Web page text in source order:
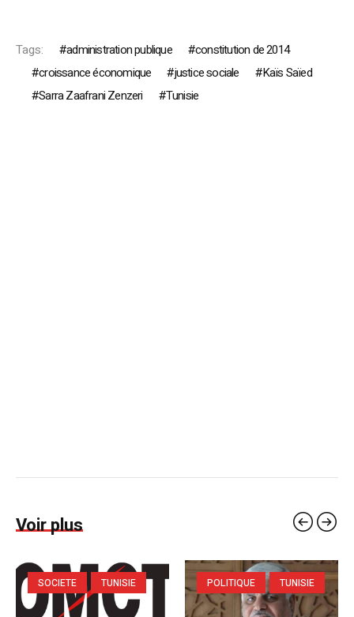
Tags: administration publique
constitution de 2014
croissance économique
justice sociale
Kaïs Saïed
Sarra Zaafrani Zenzeri
Tunisie
Voir plus
SOCIETE TUNISIE POLITIQUE TUNISIE